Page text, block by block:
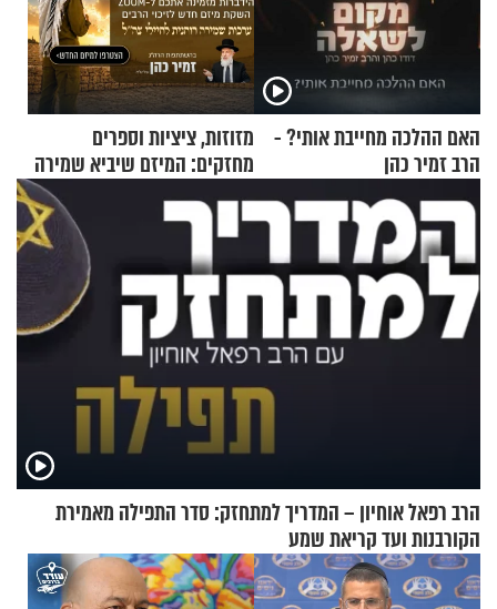
האם ההלכה מחייבת אותי? -
הרב זמיר כהן
מזוזות, ציציות וספרים
מחזקים: המיזם שיביא שמירה
רוחנית לאלפי חיילי צה"ל
הרב רפאל אוחיון – המדריך למתחזק: סדר התפילה מאמירת
הקורבנות ועד קריאת שמע